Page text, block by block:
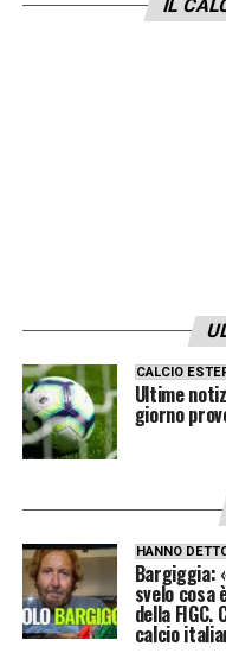
palla. Quindi la
LA PLAYLIST
IL
CALCIO
Ultime
giorno
HANNO
Bargiggia:
svelo cosa
della
calcio